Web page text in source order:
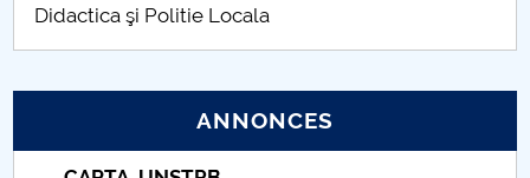
Hotărâri Senat din 30 iulie 2013
Hotărâri Senat din 30 septembrie 2013
Didactica şi Politie Locala
ANNONCES